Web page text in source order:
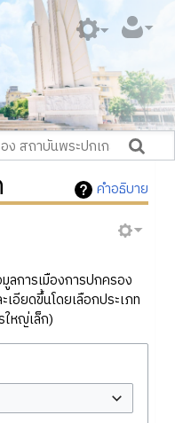
คำอธิบาย
ลการเมืองการปกครอง
อียดขึ้นโดยเลือกประเภท
หญ่เล็ก)